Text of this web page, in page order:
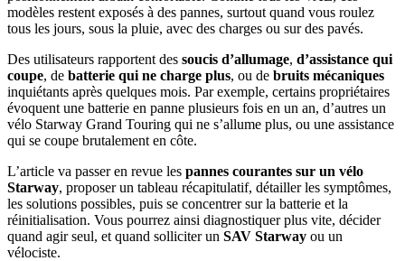
modèles restent exposés à des pannes, surtout quand vous roulez
tous les jours, sous la pluie, avec des charges ou sur des pavés.
Des utilisateurs rapportent des soucis d’allumage, d’assistance qui
coupe, de batterie qui ne charge plus, ou de bruits mécaniques
inquiétants après quelques mois. Par exemple, certains propriétaires
évoquent une batterie en panne plusieurs fois en un an, d’autres un
vélo Starway Grand Touring qui ne s’allume plus, ou une assistance
qui se coupe brutalement en côte.
L’article va passer en revue les pannes courantes sur un vélo
Starway, proposer un tableau récapitulatif, détailler les symptômes,
les solutions possibles, puis se concentrer sur la batterie et la
réinitialisation. Vous pourrez ainsi diagnostiquer plus vite, décider
quand agir seul, et quand solliciter un SAV Starway ou un
vélociste.